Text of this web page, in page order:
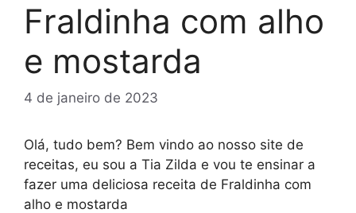
Fraldinha com alho
e mostarda
4 de janeiro de 2023
Olá, tudo bem? Bem vindo ao nosso site de
receitas, eu sou a Tia Zilda e vou te ensinar a
fazer uma deliciosa receita de Fraldinha com
alho e mostarda